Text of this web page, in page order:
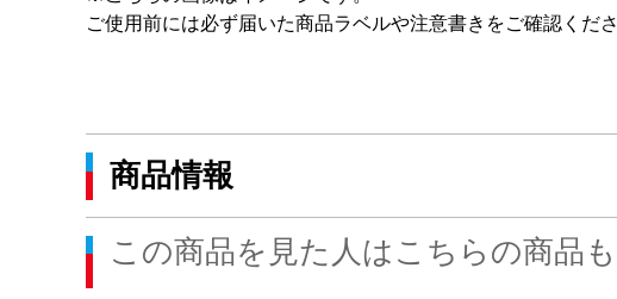
ご使用前には必ず届いた商品ラベルや注意書きをご確認くださ
商品情報
この商品を見た人はこちらの商品